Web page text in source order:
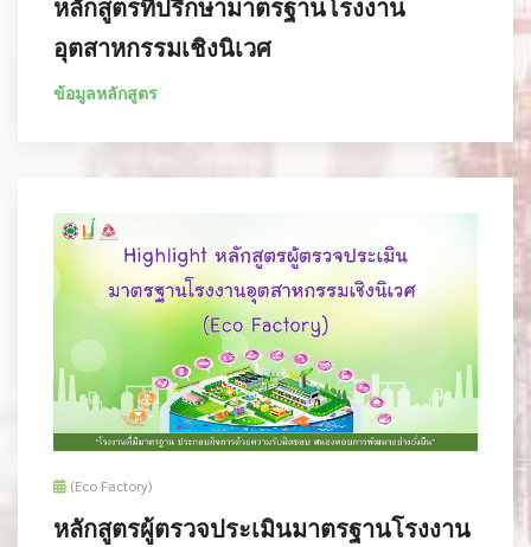
หลักสูตรที่ปรึกษามาตรฐานโรงงาน
อุตสาหกรรมเชิงนิเวศ
ข้อมูลหลักสูตร
(Eco Factory)
หลักสูตรผู้ตรวจประเมินมาตรฐานโรงงาน